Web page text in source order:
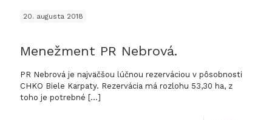
20. augusta 2018
Menežment PR Nebrová.
PR Nebrová je najväčšou lúčnou rezerváciou v pôsobnosti
CHKO Biele Karpaty. Rezervácia má rozlohu 53,30 ha, z
toho je potrebné […]